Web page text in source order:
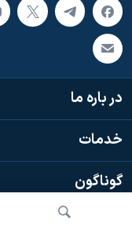
در باره ما
خدمات
گوناگون